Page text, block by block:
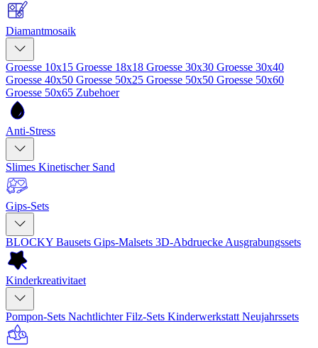
Diamantmosaik
Groesse 10x15 Groesse 18x18 Groesse 30x30 Groesse 30x40
Groesse 40x50 Groesse 50x25 Groesse 50x50 Groesse 50x60
Groesse 50x65 Zubehoer
Anti-Stress
Slimes Kinetischer Sand
Gips-Sets
BLOCKY Bausets Gips-Malsets 3D-Abdruecke Ausgrabungssets
Kinderkreativitaet
Pompon-Sets NachtlichterFilz-Sets Kinderwerkstatt Neujahrssets